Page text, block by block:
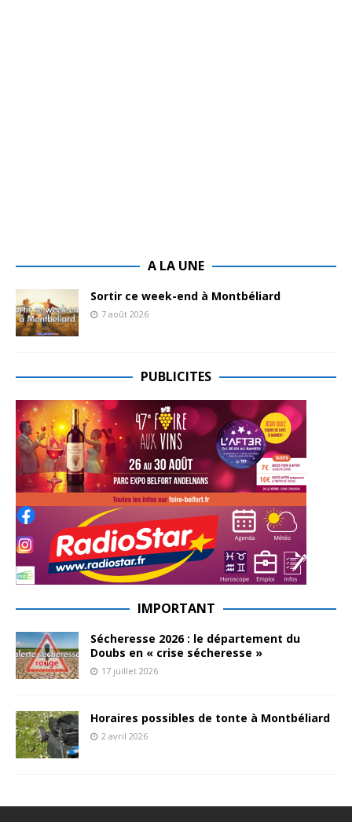
A LA UNE
Sortir ce week-end à Montbéliard
7 août 2026
PUBLICITES
IMPORTANT
Sécheresse 2026 : le département du
Doubs en « crise sécheresse »
17 juillet 2026
Horaires possibles de tonte à Montbéliard
2 avril 2026